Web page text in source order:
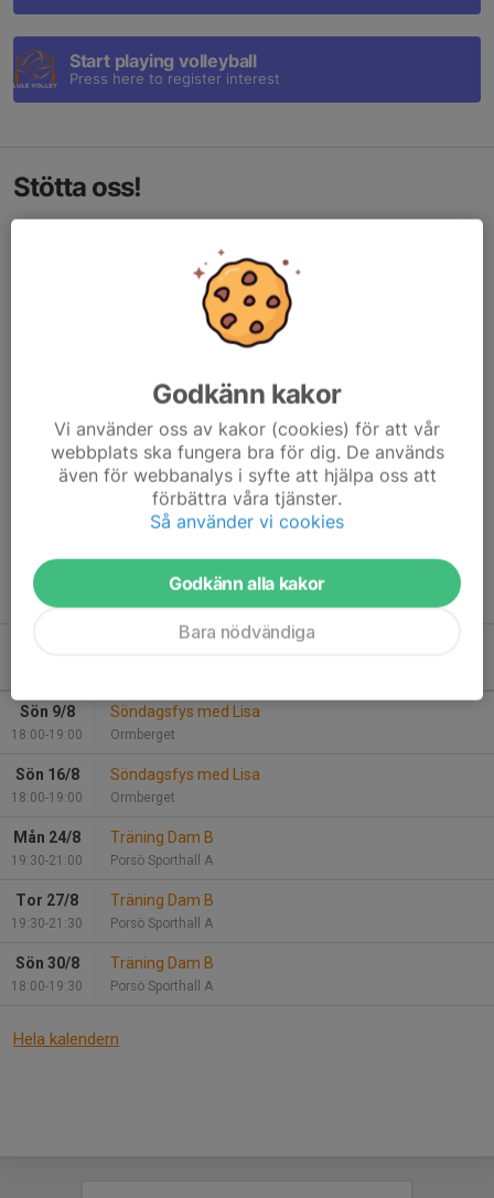
Start playing volleyball
Press here to register interest
Stötta oss!
sponsor kan du vara med och stötta Lule Volley och våra lag
direkt. Du väljer själv om du vill ge ett bidrag till klubben som
helhet eller till ett specifikt lag.
Varje insats – liten som stor – gör skillnad för vår verksamhet.
Tack för att du står vid vår sida och är en del av Lule Volley-
Stötta Lule Volley
Klicka här för att sponsra oss
Click here to sponsor us
Sön 9/8
18:00-19:00
Söndagsfys med Lisa
Ormberget
Sön 16/8
18:00-19:00
Söndagsfys med Lisa
Ormberget
Mån 24/8
19:30-21:00
Träning Dam B
Porsö Sporthall A
Tor 27/8
19:30-21:30
Träning Dam B
Porsö Sporthall A
Sön 30/8
18:00-19:30
Träning Dam B
Porsö Sporthall A
Hela kalendern
Godkänn kakor
Vi använder oss av kakor (cookies) för att vår
webbplats ska fungera bra för dig. De används
även för webbanalys i syfte att hjälpa oss att
förbättra våra tjänster.
Så använder vi cookies
Godkänn alla kakor
Bara nödvändiga